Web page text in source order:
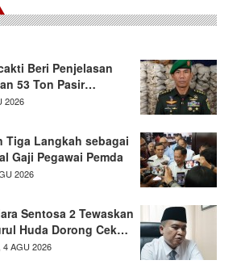
Beri Penjelasan
53 Ton Pasir…
2026
Tiga Langkah sebagai
Gaji Pegawai Pemda
2026
Sentosa 2 Tewaskan
Huda Dorong Cek…
4 AGU 2026